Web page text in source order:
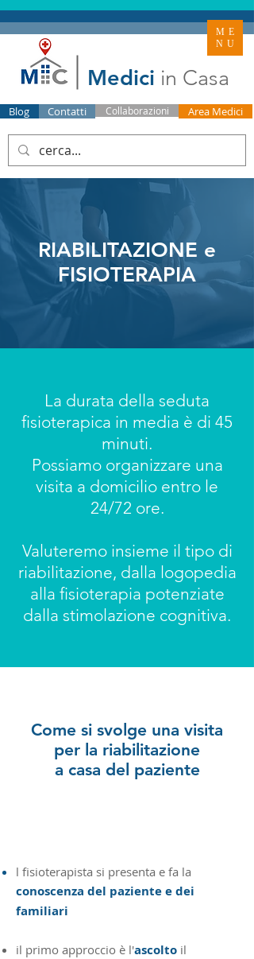
Medici in Casa
Blog Contatti Collaborazioni Area Medici
ME
NU
RIABILITAZIONE e
FISIOTERAPIA
La durata della seduta
fisioterapica in media è di 45
minuti.
Possiamo organizzare una
visita a domicilio entro le
24/72 ore.
Valuteremo insieme il tipo di
riabilitazione, dalla logopedia
alla fisioterapia potenziate
dalla stimolazione cognitiva.
Come si svolge una visita
per la riabilitazione
a casa del paziente
l fisioterapista si presenta e fa la
conoscenza del paziente e dei
familiari
il primo approccio è l'ascolto il